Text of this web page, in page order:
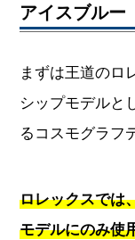
アイスブルー
まずは王道のロ
シップモデルと
るコスモグラフ
ロレックスでは
モデルにのみ使